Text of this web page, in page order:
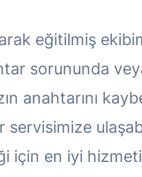
eğitilmiş
sorununda
anahtarını
servisimize
için en iyi